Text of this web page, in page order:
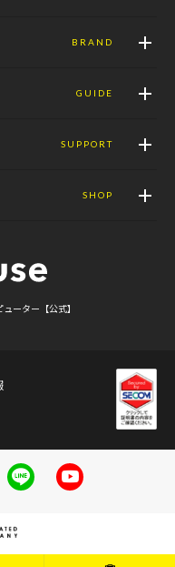
BRAND
GUIDE
SUPPORT
SHOP
ーター【公式】